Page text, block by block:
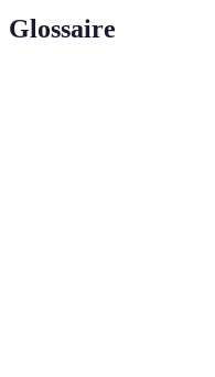
Glossaire